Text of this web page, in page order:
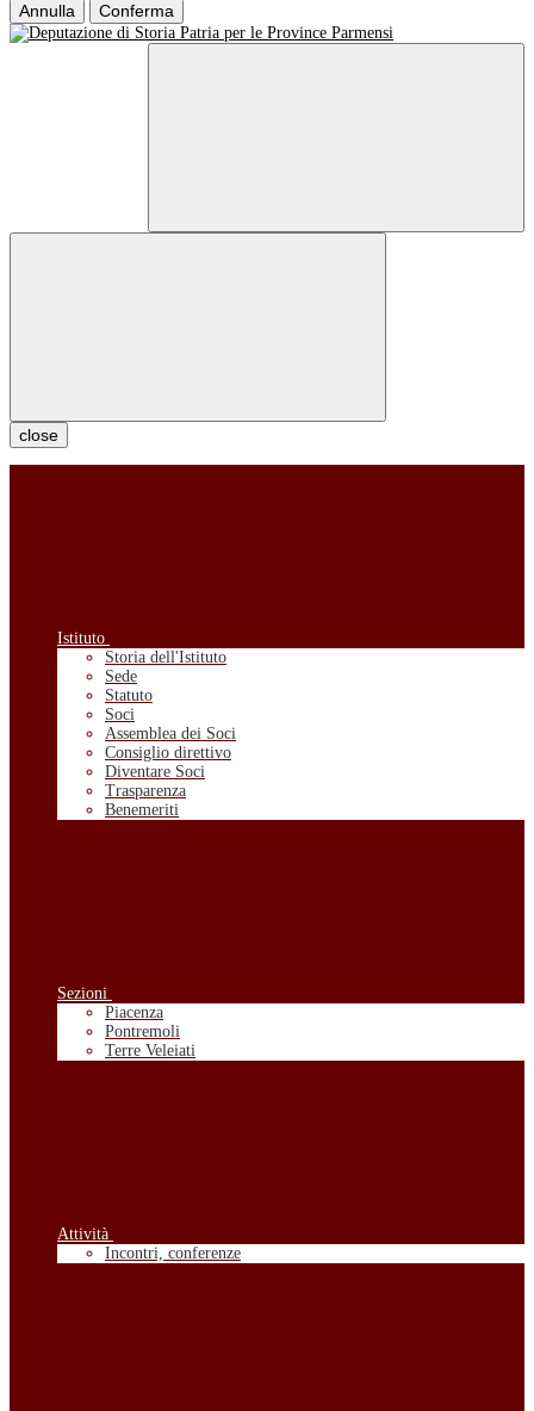
Annulla Conferma
close
Istituto
Storia dell'Istituto
Sede
Statuto
Soci
Assemblea dei Soci
Consiglio direttivo
Diventare Soci
Trasparenza
Benemeriti
Sezioni
Piacenza
Pontremoli
Terre Veleiati
Attività
Incontri, conferenze